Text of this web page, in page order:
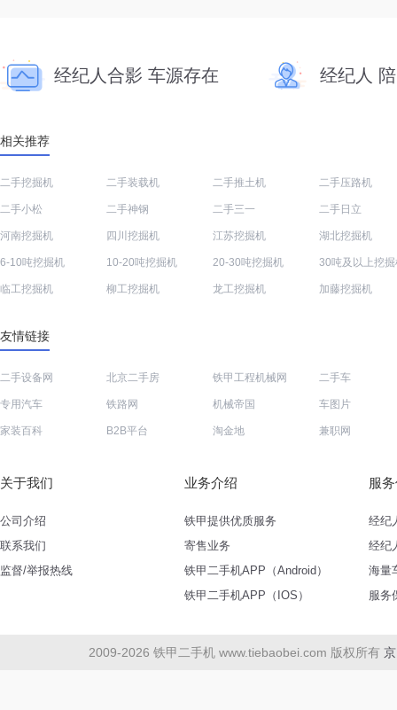
经纪人合影 车源存在 经纪人
相关推荐
二手挖掘机 二手装载机 二手推土机 二手压路机
二手小松 二手神钢 二手三一 二手日立
河南挖掘机 四川挖掘机 江苏挖掘机 湖北挖掘机
6-10吨挖掘机 10-20吨挖掘机 20-30吨挖掘机 30吨及以上挖
临工挖掘机 柳工挖掘机 龙工挖掘机 加藤挖掘机
友情链接
二手设备网 北京二手房 铁甲工程机械网 二手车
专用汽车 铁路网 机械帝国 车图片
家装百科 B2B平台 淘金地 兼职网
关于我们
公司介绍
联系我们
监督/举报热线
业务介绍
铁甲提供优质服务
寄售业务
铁甲二手机APP（Android）
铁甲二手机APP（IOS）
服
经纪
经纪
海量
服务
2009-2026 铁甲二手机 www.tiebaobei.com 版权所有